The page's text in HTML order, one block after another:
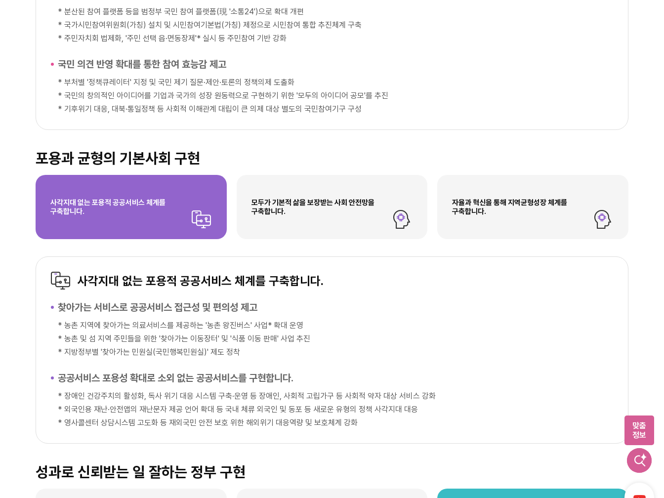
* 분산된 참여 플랫폼 등을 범정부 국민 참여 플랫폼(現 '소통24')으로 확대 개편
* 국가시민참여위원회(가칭) 설치 및 시민참여기본법(가칭) 제정으로 시민참여 통합 추진체계 구축
* 주민자치회 법제화, '주민 선택 읍·면동장제'* 실시 등 주민참여 기반 강화
국민 의견 반영 확대를 통한 참여 효능감 제고
* 부처별 '정책큐레이터' 지정 및 국민 제기 질문·제안·토론의 정책의제 도출화
* 국민의 창의적인 아이디어를 기업과 국가의 성장 원동력으로 구현하기 위한 '모두의 아이디어 공모'를 추진
* 기후위기 대응, 대북·통일정책 등 사회적 이해관계 대립이 큰 의제 대상 별도의 국민참여기구 구성
포용과 균형의 기본사회 구현
사각지대 없는 포용적 공공서비스 체계를
구축합니다.
모두가 기본적 삶을 보장받는 사회 안전망을
구축합니다.
자율과 혁신을 통해 지역균형성장 체계를
구축합니다.
사각지대 없는 포용적 공공서비스 체계를 구축합니다.
찾아가는 서비스로 공공서비스 접근성 및 편의성 제고
* 농촌 지역에 찾아가는 의료서비스를 제공하는 '농촌 왕진버스' 사업* 확대 운영
* 농촌 및 섬 지역 주민들을 위한 '찾아가는 이동장터' 및 '식품 이동 판매' 사업 추진
* 지방정부별 '찾아가는 민원실(국민행복민원실)' 제도 정착
공공서비스 포용성 확대로 소외 없는 공공서비스를 구현합니다.
* 장애인 건강주치의 활성화, 독사 위기 대응 시스템 구축·운영 등 장애인, 사회적 고립가구 등 사회적 약자 대상 서비스 강화
* 외국인용 재난·안전앱의 재난문자 제공 언어 확대 등 국내 체류 외국인 및 동포 등 새로운 유형의 정책 사각지대 대응
* 영사콜센터 상담시스템 고도화 등 재외국민 안전 보호 위한 해외위기 대응역량 및 보호체계 강화
성과로 신뢰받는 일 잘하는 정부 구현
맞춤
정보
AI 스마